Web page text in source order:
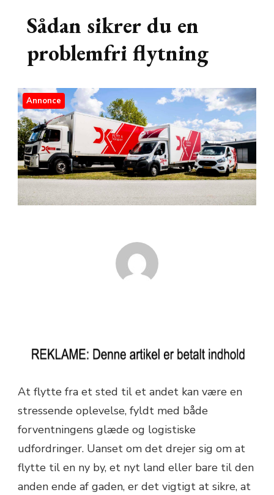
Sådan sikrer du en
problemfri flytning
Annonce
At flytte fra et sted til et andet kan være en
stressende oplevelse, fyldt med både
forventningens glæde og logistiske
udfordringer. Uanset om det drejer sig om at
flytte til en ny by, et nyt land eller bare til den
anden ende af gaden, er det vigtigt at sikre, at